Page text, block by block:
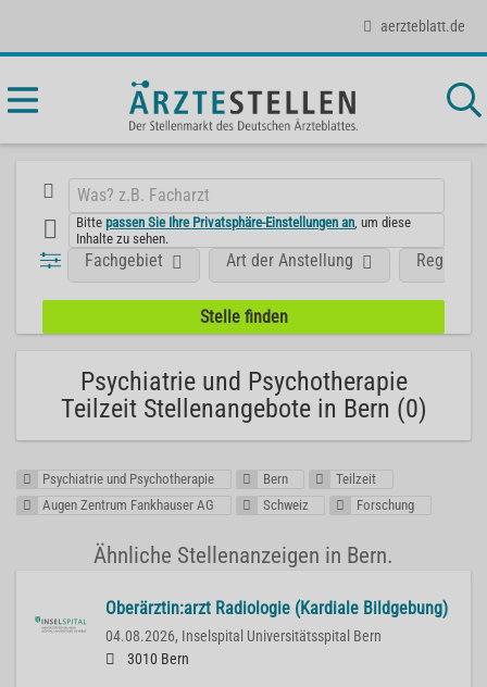
aerzteblatt.de
Bittepassen Sie Ihre Privatsphäre-Einstellungen an , um diese
Inhalte zu sehen.
Fachgebiet Art der Anstellung Region
Psychiatrie und Psychotherapie
Teilzeit Stellenangebote in Bern (0)
Psychiatrie und Psychotherapie Bern
Teilzeit
Augen Zentrum Fankhauser AG
Schweiz Forschung
Ähnliche Stellenanzeigen in Bern.
Oberärztin:arzt Radiologie (Kardiale Bildgebung)
04.08.2026, Inselspital Universitätsspital Bern
3010 Bern